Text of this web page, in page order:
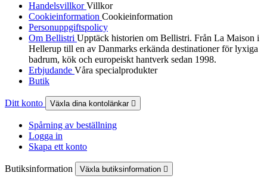
HandelsvillkorVillkor
Cookieinformation Cookieinformation
Personuppgiftspolicy
Om Bellistri Upptäck historien om Bellistri. Från La Maison i
Hellerup till en av Danmarks erkända destinationer för lyxiga
badrum, kök och europeiskt hantverk sedan 1998.
Erbjudande Våra specialprodukter
Butik
Ditt konto Växla dina kontolänkar 
Spårning av beställning
Logga in
Skapa ett konto
Butiksinformation Växla butiksinformation 